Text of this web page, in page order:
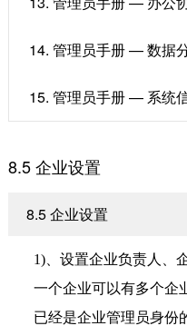
14. 管理员手册 — 数据
15. 管理员手册 — 系统
8.5 企业设置
8.5 企业设置
1)、设置企业负责人、
一个企业可以有多个企
已经是企业管理员身份